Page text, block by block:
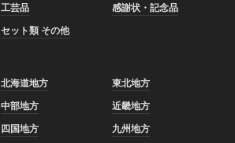
工芸品
感謝状・記念品
セット類 その他
北海道地方
東北地方
中部地方
近畿地方
四国地方 九州地方